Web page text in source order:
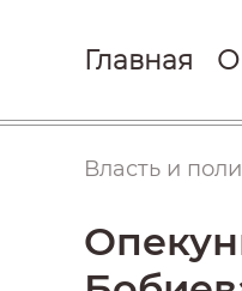
Главная О
Власть и